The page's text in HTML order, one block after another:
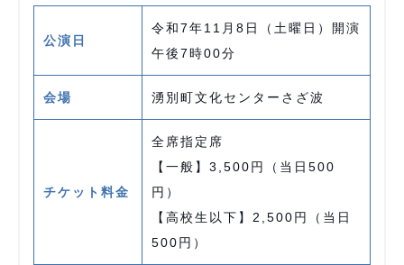
公演日
令和7年11月8日（土曜日）開演
午後7時00分
会場 湧別町文化センターさざ波
チケット料金
全席指定席
【一般】3,500円（当日500
円）
【高校生以下】2,500円（当日
500円）